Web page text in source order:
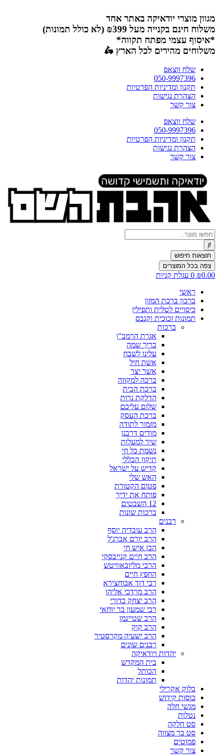
לתוכן
מגוון מוצרי יודאיקה באתר אחד
משלוח חינם בקנייה מעל ₪399 (לא כולל תמונות)
*איסוף עצמי מפתח תקווה*
משלוחים מהירים לכל הארץ 🛵
שלח ווצאפ
050-9997396
תקנון ומדיניות הפרטיות
הצהרת נגישות
צור קשר
שלח ווצאפ
050-9997396
תקנון ומדיניות הפרטיות
הצהרת נגישות
צור קשר
Search
...
תוצאות חיפוש
צפה בכל המוצרים
₪0.00
0 עגלת קניות
ראשי
ברכון ברכת המזון
כיסויים לטלית ותפילין
תמונות זכוכית וקנבס
ברכות
אגרת הרמב"ן
בריך שמה
עלינו לשבח
אשת חיל
אשר יצר
ברכה למקווה
ברכת הבית
הדלקת נרות
שלום עליכם
ברכת העסק
מזמור לתודה
מודים דרבנן
שיר למעלות
נשמת כל חי
תיקון הכללי
קדיש על ישראל
האש שלי
פטום הקטורת
פותח את ידיך
12 השבטים
ברכות שונות
רבנים
הרב עובדיה יוסף
הרב יורם אברג'ל
הבן איש חי
הרב חיים קנייבסקי
הרבי מליובאוויטש
החפץ חיים
רבי דוד אבוחצירא
הרב מרדכי אליהו
הרב יצחק כדורי
רבי שמעון בר יוחאי
הרב שטיינמן
הרב קוק
הרב ישעיה מקרסטיר
רבנים שונים
יהדות ויודאיקה
בית המקדש
הכותל
תמונות יהדות
בלוק אקרילי
כוסות קידוש
מגשי חלה
נטלות
סט חלקה
סט בר מצווה
פמוטים
צור קשר